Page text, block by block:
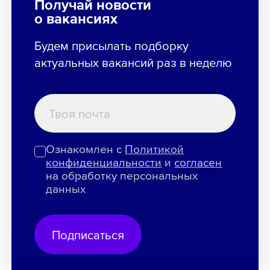
Получай новости
о вакансиях
Будем присылать подборку
актуальных вакансий раз в неделю
Ознакомлен с Политикой
конфиденциальности и согласен
на обработку персональных
данных
Подписаться